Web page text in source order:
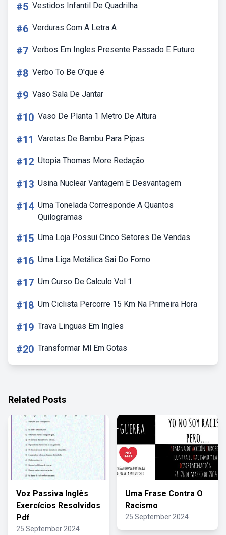
#5 Vestidos Infantil De Quadrilha
#6 Verduras Com A Letra A
#7 Verbos Em Ingles Presente Passado E Futuro
#8 Verbo To Be O'que é
#9 Vaso Sala De Jantar
#10 Vaso De Planta 1 Metro De Altura
#11 Varetas De Bambu Para Pipas
#12 Utopia Thomas More Redação
#13 Usina Nuclear Vantagem E Desvantagem
#14 Uma Tonelada Corresponde A Quantos
Quilogramas
#15 Uma Loja Possui Cinco Setores De Vendas
#16 Uma Liga Metálica Sai Do Forno
#17 Um Curso De Calculo Vol 1
#18 Um Ciclista Percorre 15 Km Na Primeira Hora
#19 Trava Linguas Em Ingles
#20 Transformar Ml Em Gotas
Related Posts
Voz Passiva Inglês
Exercícios Resolvidos
Pdf
25 September 2024
Uma Frase Contra O
Racismo
25 September 2024